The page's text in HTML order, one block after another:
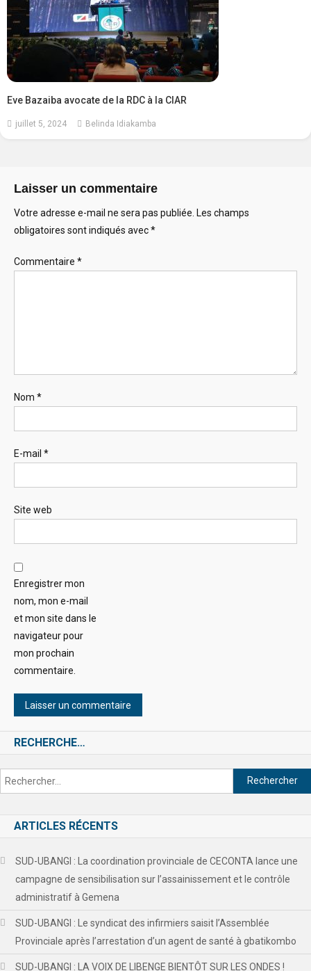
Eve Bazaiba avocate de la RDC à la CIAR
juillet 5, 2024 Belinda Idiakamba
Laisser un commentaire
Votre adresse e-mail ne sera pas publiée. Les champs
obligatoires sont indiqués avec*
Commentaire *
Nom *
E-mail *
Site web
Enregistrer mon
nom, mon e-mail
et mon site dans le
navigateur pour
mon prochain
commentaire.
RECHERCHE…
ARTICLES RÉCENTS
SUD-UBANGI : La coordination provinciale de CECONTA lance une
campagne de sensibilisation sur l’assainissement et le contrôle
administratif à Gemena
SUD-UBANGI : Le syndicat des infirmiers saisit l’Assemblée
Provinciale après l’arrestation d’un agent de santé à gbatikombo
SUD-UBANGI : LA VOIX DE LIBENGE BIENTÔT SUR LES ONDES !